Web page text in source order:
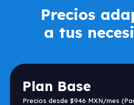
Precios
a tus
Plan Base
Precios desde $946 MXN/mes